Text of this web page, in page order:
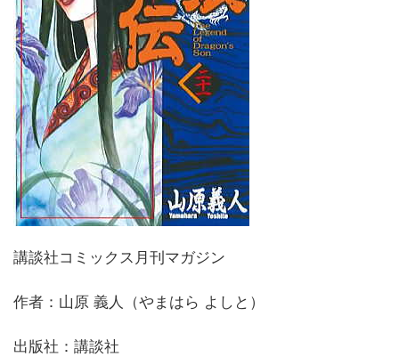
講談社コミックス月刊マガジン
作者：山原 義人（やまはら よしと）
出版社：講談社